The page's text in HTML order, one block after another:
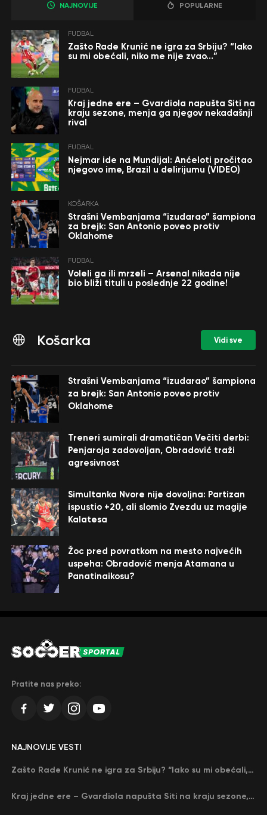
NAJNOVIJE POPULARNE
FUDBAL
Zašto Rade Krunić ne igra za Srbiju? “Iako
su mi obećali, niko me nije zvao…”
FUDBAL
Kraj jedne ere – Gvardiola napušta Siti na
kraju sezone, menja ga njegov nekadašnji
rival
FUDBAL
Nejmar ide na Mundijal: Anćeloti pročitao
njegovo ime, Brazil u delirijumu (VIDEO)
KOŠARKA
Strašni Vembanjama “izudarao” šampiona
za brejk: San Antonio poveo protiv
Oklahome
FUDBAL
Voleli ga ili mrzeli – Arsenal nikada nije
bio bliži tituli u poslednje 22 godine!
Košarka Vidi sve
Strašni Vembanjama “izudarao” šampiona
za brejk: San Antonio poveo protiv
Oklahome
Treneri sumirali dramatičan Večiti derbi:
Penjaroja zadovoljan, Obradović traži
agresivnost
Simultanka Nvore nije dovoljna: Partizan
ispustio +20, ali slomio Zvezdu uz magije
Kalatesa
Žoc pred povratkom na mesto najvećih
uspeha: Obradović menja Atamana u
Panatinaikosu?
Pratite nas preko:
NAJNOVIJE VESTI
Zašto Rade Krunić ne igra za Srbiju? “Iako su mi obećali, niko me nije zvao…”
Kraj jedne ere – Gvardiola napušta Siti na kraju sezone, menja ga njegov nekadašnji rival